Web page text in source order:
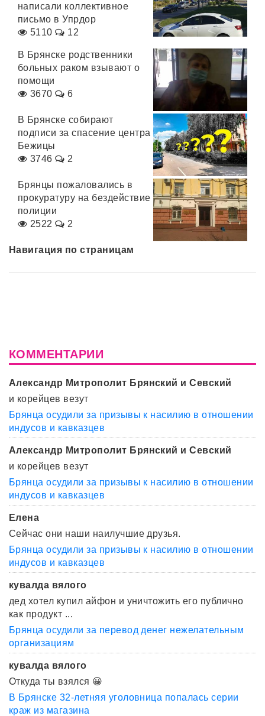
написали коллективное
письмо в Упрдор
5110
12
В Брянске родственники
больных раком взывают о
помощи
3670
6
В Брянске собирают
подписи за спасение центра
Бежицы
3746
2
Брянцы пожаловались в
прокуратуру на бездействие
полиции
2522
2
Навигация по страницам
КОММЕНТАРИИ
Александр Митрополит Брянский и Севский
и корейцев везут
Брянца осудили за призывы к насилию в отношении
индусов и кавказцев
Александр Митрополит Брянский и Севский
и корейцев везут
Брянца осудили за призывы к насилию в отношении
индусов и кавказцев
Елена
Сейчас они наши наилучшие друзья.
Брянца осудили за призывы к насилию в отношении
индусов и кавказцев
кувалда вялого
дед хотел купил айфон и уничтожить его публично
как продукт ...
Брянца осудили за перевод денег нежелательным
организациям
кувалда вялого
Откуда ты взялся 😀
В Брянске 32-летняя уголовница попалась серии
краж из магазина